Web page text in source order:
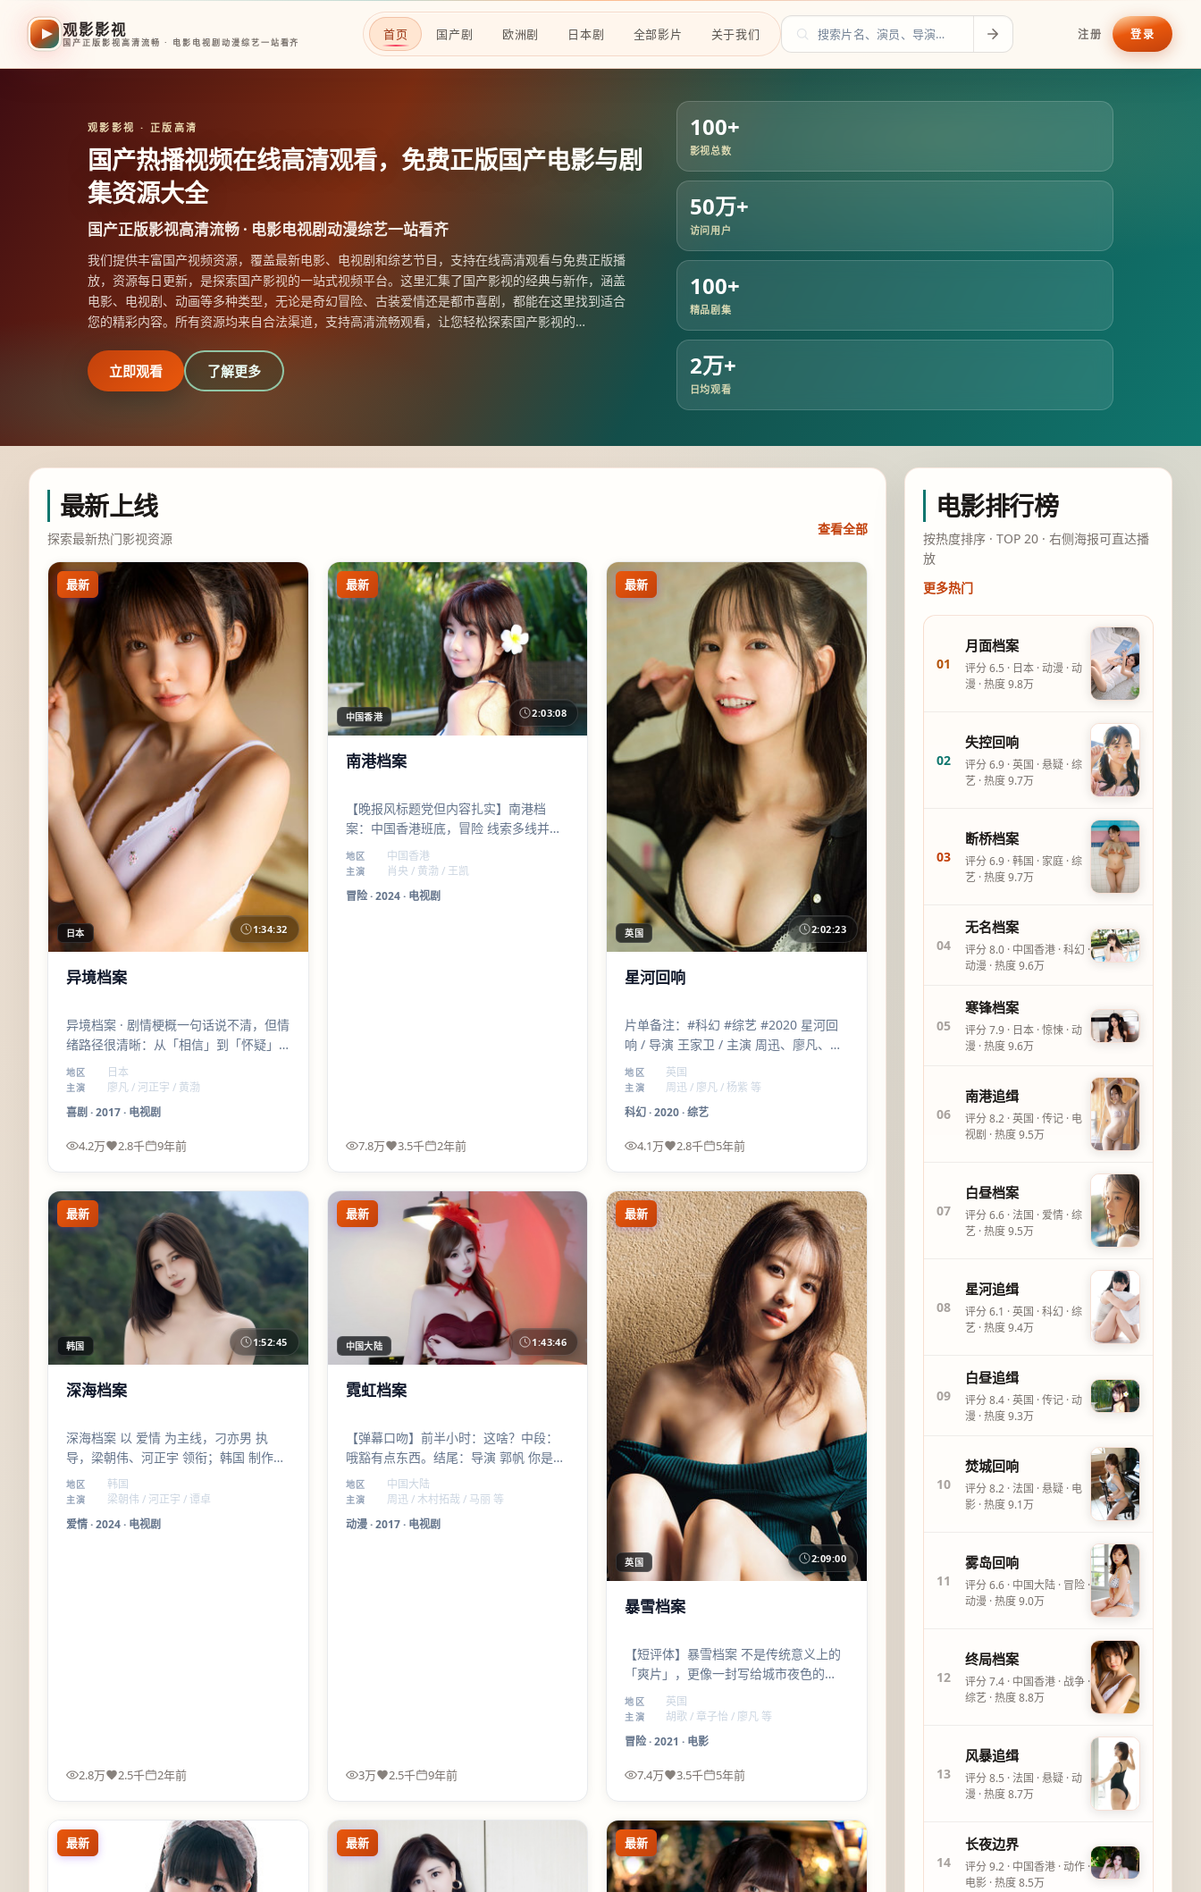
观影影视
国产正版影视高清流畅 · 电影电视剧动漫综艺一站看齐 首页 国产剧 欧洲剧 日本剧 全部影片 关于我们 注册 登录
观影影视 · 正版高清
国产热播视频在线高清观看，免费正版国产电影与剧
集资源大全
国产正版影视高清流畅 · 电影电视剧动漫综艺一站看齐
我们提供丰富国产视频资源，覆盖最新电影、电视剧和综艺节目，支持在线高清观看与免费正版播
放，资源每日更新，是探索国产影视的一站式视频平台。这里汇集了国产影视的经典与新作，涵盖
电影、电视剧、动画等多种类型，无论是奇幻冒险、古装爱情还是都市喜剧，都能在这里找到适合
您的精彩内容。所有资源均来自合法渠道，支持高清流畅观看，让您轻松探索国产影视的…
立即观看 了解更多
100+
影视总数
50万+
访问用户
100+
精品剧集
2万+
日均观看
最新上线
探索最新热门影视资源
查看全部
最新
日本 1:34:32
异境档案
异境档案 · 剧情梗概一句话说不清，但情
绪路径很清晰：从「相信」到「怀疑」
再到「自洽」。喜剧 元素服务人物，而
不是反过来。
地区 日本
主演
廖凡 / 河正宇 / 黄渤
喜剧 ·2017· 电视剧
4.2万 2.8千 9年前
最新
中国香港 2:03:08
南港档案
【晚报风标题党但内容扎实】南港档
案：中国香港班底，冒险 线索多线并
进。第一幕就埋雷；黄渤 与 王凯 的对手
戏是全片高光之一。
地区 中国香港
主演
肖央 / 黄渤 / 王凯
冒险·2024· 电视剧
7.8万 3.5千 2年前
最新
英国 2:02:23
星河回响
片单备注：#科幻 #综艺 #2020 星河回
响 / 导演 王家卫 / 主演 周迅、廖凡、杨
紫。观感关键词：诙谐、留白、后劲。
地区 英国
主演
周迅 / 廖凡 / 杨紫 等
科幻·2020·综艺
4.1万 2.8千 5年前
最新
韩国 1:52:45
深海档案
深海档案 以 爱情 为主线，刁亦男 执
导，梁朝伟、河正宇 领衔；韩国 制作语
境下，把 电视剧 的观看体验做得更细腻
——配角线比主线更锋利，值得一看。
地区 韩国
主演
梁朝伟 / 河正宇 / 谭卓
爱情·2024· 电视剧
2.8万 2.5千 2年前
最新
中国大陆 1:43:46
霓虹档案
【弹幕口吻】前半小时：这啥？中段：
哦豁有点东西。结尾：导演 郭帆 你是懂
刀人的。#霓虹档案 #周迅名场面预定
地区 中国大陆
主演
周迅 / 木村拓哉 / 马丽 等
动漫·2017· 电视剧
3万 2.5千 9年前
最新
英国 2:09:00
暴雪档案
【短评体】暴雪档案 不是传统意义上的
「爽片」，更像一封写给城市夜色的
信。冒险 外壳下，讲的是选择与代价；
刁亦男 的调度让群戏也不乱。
地区 英国
主演
胡歌 / 章子怡 / 廖凡 等
冒险·2021 · 电影
7.4万 3.5千 5年前
最新 最新 最新
电影排行榜
按热度排序 · TOP 20 · 右侧海报可直达播
放
更多热门
01
月面档案
评分6.5 · 日本 ·动漫 ·动
漫 · 热度9.8万
02
失控回响
评分6.9 ·英国 ·悬疑 ·综
艺 · 热度9.7万
03
断桥档案
评分6.9 ·韩国 · 家庭 ·综
艺 · 热度9.7万
04
无名档案
评分8.0 · 中国香港 ·科幻 ·
动漫 · 热度9.6万
05
寒锋档案
评分7.9 · 日本 ·惊悚 ·动
漫 · 热度9.6万
06
南港追缉
评分8.2 ·英国 ·传记 · 电
视剧 · 热度9.5万
07
白昼档案
评分6.6 · 法国 · 爱情 ·综
艺 · 热度9.5万
08
星河追缉
评分6.1 ·英国 ·科幻 ·综
艺 · 热度9.4万
09
白昼追缉
评分8.4 ·英国 ·传记 ·动
漫 · 热度9.3万
10
焚城回响
评分8.2 · 法国 ·悬疑 · 电
影 · 热度9.1万
11
雾岛回响
评分6.6 · 中国大陆 · 冒险 ·
动漫 · 热度9.0万
12
终局档案
评分7.4 · 中国香港 · 战争 ·
综艺 · 热度8.8万
13
风暴追缉
评分8.5 · 法国 ·悬疑 ·动
漫 · 热度8.7万
14
长夜边界
评分9.2 · 中国香港 ·动作 ·
电影 · 热度8.5万